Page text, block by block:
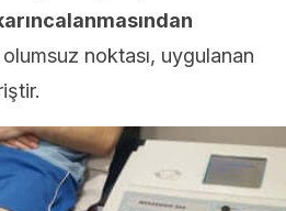
noktası, uygulanan